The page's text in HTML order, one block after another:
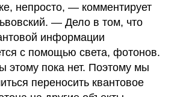
непросто, — комментирует
— Дело в том, что
информации
с помощью света, фотонов.
этому пока нет. Поэтому мы
переносить квантовое